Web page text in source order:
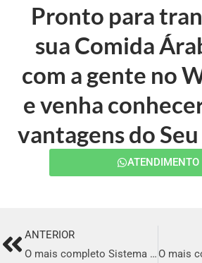
Pronto para
sua Comida
com a gente no
e venha
vantagens do
ATENDIMENTO
PrevANTERIOR
O mais completo Sistema para Delivery de comida Árabe em Mesquita